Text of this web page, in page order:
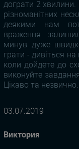
дограти 2 хвилини.
різноманітних
деякими нам
враження
минув дуже
грати - дивіться
коли дойдете до
виконуйте
Цікаво та незвично.
03.07.2019
Виктория